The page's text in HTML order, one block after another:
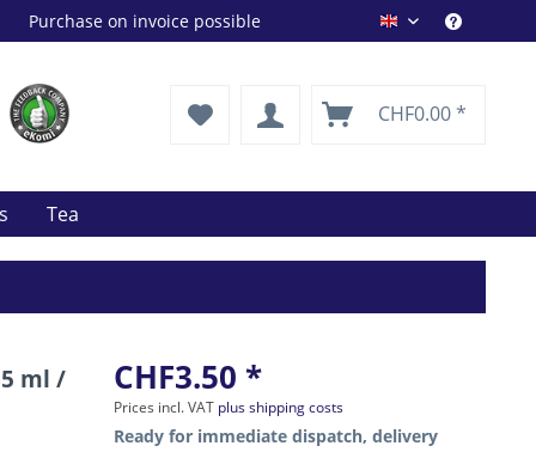
Purchase on invoice possible Drink Shop EN
CHF0.00 *
Tea
ml /
CHF3.50 *
Prices incl. VAT plus shipping costs
Ready for immediate dispatch, delivery